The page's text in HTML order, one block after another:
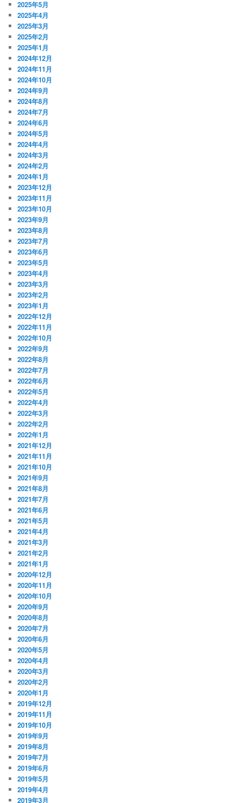
2025年5月
2025年4月
2025年3月
2025年2月
2025年1月
2024年12月
2024年11月
2024年10月
2024年9月
2024年8月
2024年7月
2024年6月
2024年5月
2024年4月
2024年3月
2024年2月
2024年1月
2023年12月
2023年11月
2023年10月
2023年9月
2023年8月
2023年7月
2023年6月
2023年5月
2023年4月
2023年3月
2023年2月
2023年1月
2022年12月
2022年11月
2022年10月
2022年9月
2022年8月
2022年7月
2022年6月
2022年5月
2022年4月
2022年3月
2022年2月
2022年1月
2021年12月
2021年11月
2021年10月
2021年9月
2021年8月
2021年7月
2021年6月
2021年5月
2021年4月
2021年3月
2021年2月
2021年1月
2020年12月
2020年11月
2020年10月
2020年9月
2020年8月
2020年7月
2020年6月
2020年5月
2020年4月
2020年3月
2020年2月
2020年1月
2019年12月
2019年11月
2019年10月
2019年9月
2019年8月
2019年7月
2019年6月
2019年5月
2019年4月
2019年3月